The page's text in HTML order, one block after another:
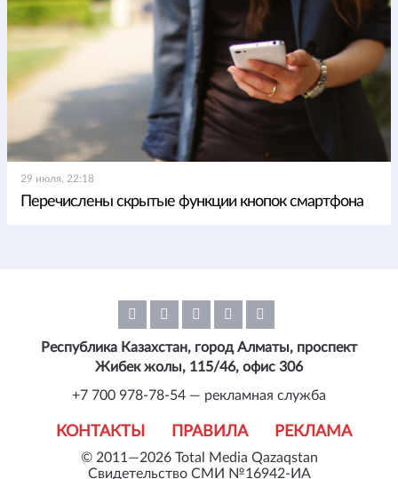
29 июля, 22:18
Перечислены скрытые функции кнопок смартфона
© 2011—2026 Total Media Qazaqstan
Свидетельство СМИ №16942-ИА
КОНТАКТЫ ПРАВИЛА РЕКЛАМА
Республика Казахстан, город Алматы, проспект
Жибек жолы, 115/46, офис 306
+7 700 978-78-54 — рекламная служба